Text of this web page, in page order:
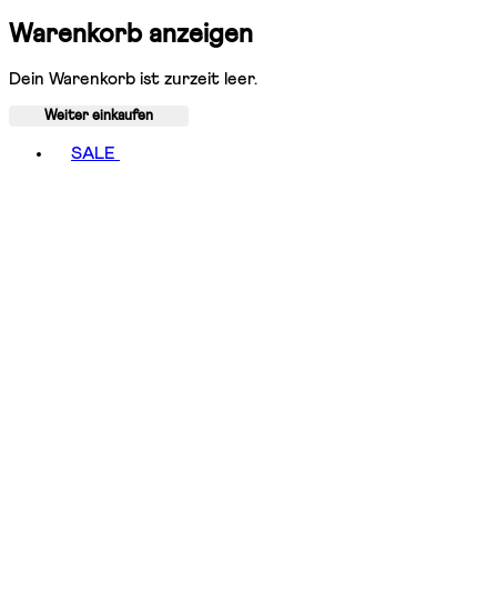
Warenkorb anzeigen
Dein Warenkorb ist zurzeit leer.
Weiter einkaufen
SALE